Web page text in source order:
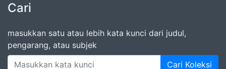
Cari
masukkan satu atau lebih kata kunci dari judul,
pengarang, atau subjek
Cari Koleksi